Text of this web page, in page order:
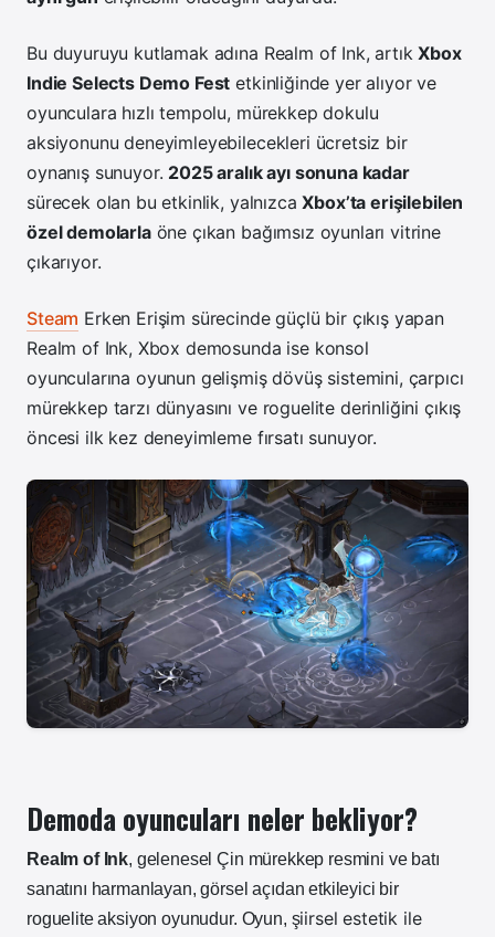
Bu duyuruyu kutlamak adına Realm of Ink, artıkXbox
Indie Selects Demo Fest etkinliğinde yer alıyor ve
oyunculara hızlı tempolu, mürekkep dokulu
aksiyonunu deneyimleyebilecekleri ücretsiz bir
oynanış sunuyor. 2025 aralık ayı sonuna kadar
sürecek olan bu etkinlik, yalnızcaXbox’ta erişilebilen
özel demolarlaöne çıkan bağımsız oyunları vitrine
çıkarıyor.
Steam Erken Erişim sürecinde güçlü bir çıkış yapan
Realm of Ink, Xbox demosunda ise konsol
oyuncularına oyunun gelişmiş dövüş sistemini, çarpıcı
mürekkep tarzı dünyasını ve roguelite derinliğini çıkış
öncesi ilk kez deneyimleme fırsatı sunuyor.
Demoda oyuncuları neler bekliyor?
Realm of Ink, gelenesel Çin mürekkep resmini ve batı
sanatını harmanlayan, görsel açıdan etkileyici bir
roguelite aksiyon oyunudur. Oyun, şiirsel estetik ile